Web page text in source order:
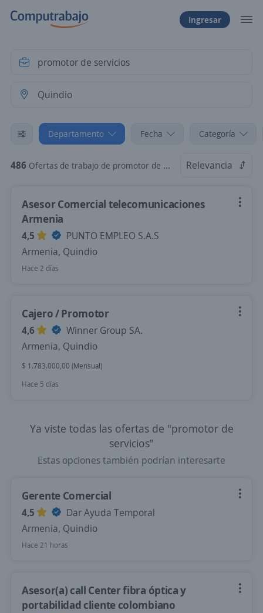
Ingresar
Departamento Fecha Categoría
486 Ofertas de trabajo de promotor de servicios en Quindio Relevancia
Asesor Comercial telecomunicaciones
Armenia
4,5
PUNTO EMPLEO S.A.S
Armenia, Quindio
Hace 2 días
Cajero / Promotor
4,6
Winner Group SA.
Armenia, Quindio
$ 1.783.000,00 (Mensual)
Hace 5 días
Ya viste todas las ofertas de "promotor de
servicios"
Estas opciones también podrían interesarte
Gerente Comercial
4,5
Dar Ayuda Temporal
Armenia, Quindio
Hace 21 horas
Asesor(a) call Center fibra óptica y
portabilidad cliente colombiano